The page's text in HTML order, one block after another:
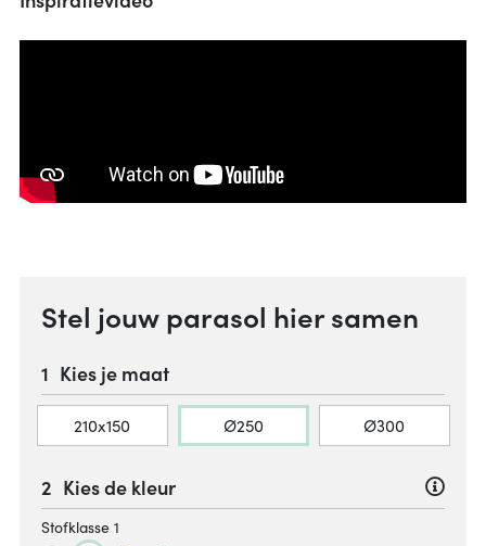
Stel jouw parasol hier samen
Kies je maat
210x150 Ø250 Ø300
Kies de kleur
Stofklasse 1